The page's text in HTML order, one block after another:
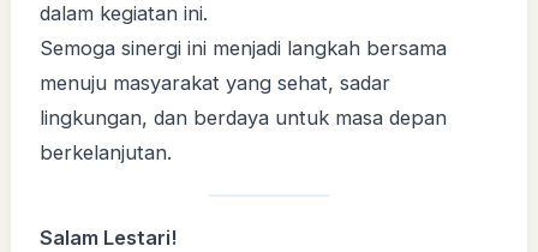
dalam kegiatan ini.
Semoga sinergi ini menjadi langkah bersama
menuju masyarakat yang sehat, sadar
lingkungan, dan berdaya untuk masa depan
berkelanjutan.
Salam Lestari!